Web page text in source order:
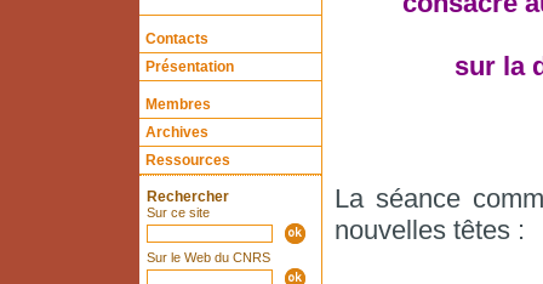
Contacts
Présentation
Membres
Archives
Ressources
Rechercher
Sur ce site
Sur le Web du CNRS
sur la
La séance
nouvelles têtes :